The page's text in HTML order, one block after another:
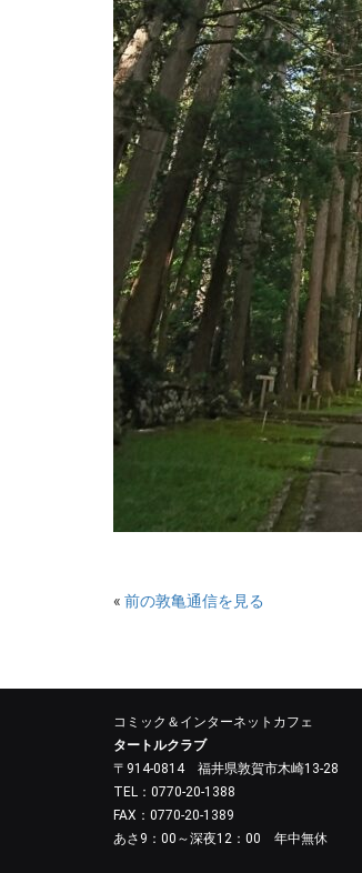
« 前の敦亀通信を見る
コミック＆インターネットカフェ
タートルクラブ
〒914-0814 福井県敦賀市木崎13-28
TEL：0770-20-1388
FAX：0770-20-1389
あさ9：00～深夜12：00 年中無休